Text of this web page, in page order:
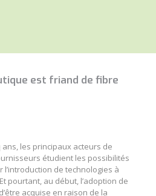
est friand de fibre
les principaux acteurs de
étudient les possibilités
l’introduction de technologies à
pourtant, au début, l’adoption de
acquise en raison de la